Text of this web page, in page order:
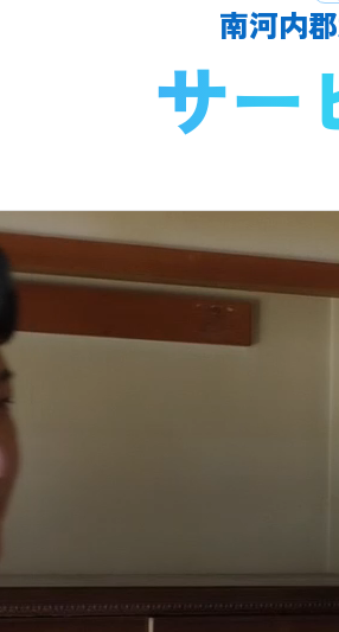
南河内
サー